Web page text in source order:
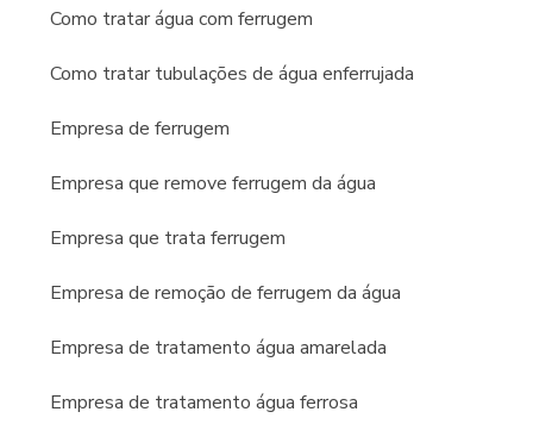
atestada pelos principais institutos de análise
Como tratar água com ferrugem
Como tratar tubulações de água enferrujada
Empresa de ferrugem
Empresa que remove ferrugem da água
Empresa que trata ferrugem
Empresa de remoção de ferrugem da água
Empresa de tratamento água amarelada
Empresa de tratamento água ferrosa